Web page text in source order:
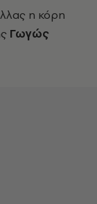
η κόρη
Γωγώς